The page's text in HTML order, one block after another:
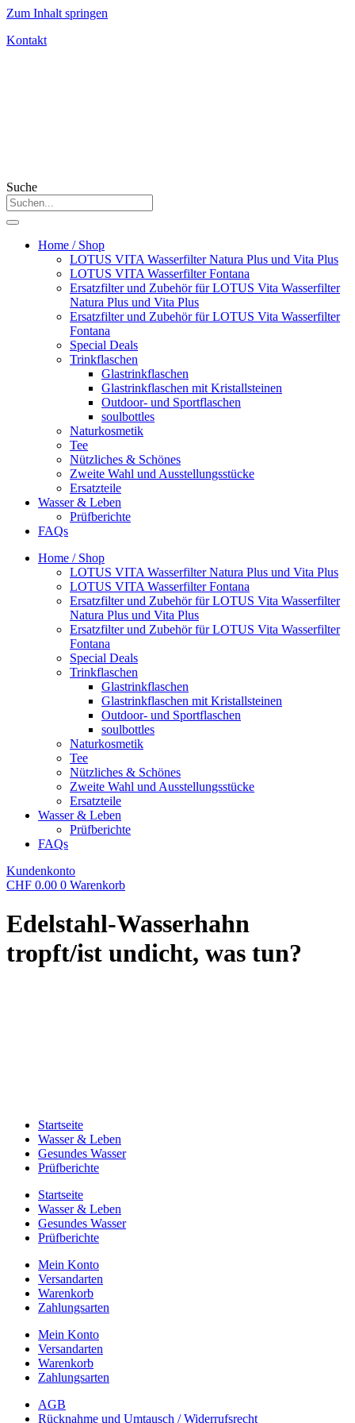
Zum Inhalt springen
Kontakt
Suche
Home / Shop
LOTUS VITA Wasserfilter Natura Plus und Vita Plus
LOTUS VITA Wasserfilter Fontana
Ersatzfilter und Zubehör für LOTUS Vita Wasserfilter
Natura Plus und Vita Plus
Ersatzfilter und Zubehör für LOTUS Vita Wasserfilter
Fontana
Special Deals
Trinkflaschen
Glastrinkflaschen
Glastrinkflaschen mit Kristallsteinen
Outdoor- und Sportflaschen
soulbottles
Naturkosmetik
Tee
Nützliches & Schönes
Zweite Wahl und Ausstellungsstücke
Ersatzteile
Wasser & Leben
Prüfberichte
FAQs
Home / Shop
LOTUS VITA Wasserfilter Natura Plus und Vita Plus
LOTUS VITA Wasserfilter Fontana
Ersatzfilter und Zubehör für LOTUS Vita Wasserfilter
Natura Plus und Vita Plus
Ersatzfilter und Zubehör für LOTUS Vita Wasserfilter
Fontana
Special Deals
Trinkflaschen
Glastrinkflaschen
Glastrinkflaschen mit Kristallsteinen
Outdoor- und Sportflaschen
soulbottles
Naturkosmetik
Tee
Nützliches & Schönes
Zweite Wahl und Ausstellungsstücke
Ersatzteile
Wasser & Leben
Prüfberichte
FAQs
Kundenkonto
CHF 0.00 0 Warenkorb
Edelstahl-Wasserhahn
tropft/ist undicht, was tun?
Startseite
Wasser & Leben
Gesundes Wasser
Prüfberichte
Startseite
Wasser & Leben
Gesundes Wasser
Prüfberichte
Mein Konto
Versandarten
Warenkorb
Zahlungsarten
Mein Konto
Versandarten
Warenkorb
Zahlungsarten
AGB
Rücknahme und Umtausch / Widerrufsrecht